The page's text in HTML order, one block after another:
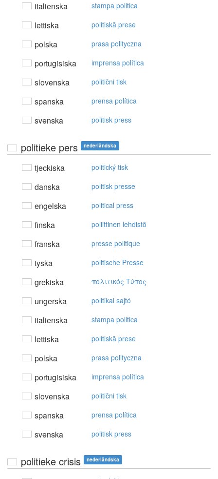
italienska stampa politica
lettiska politiskā prese
polska prasa polityczna
portugisiska imprensa política
slovenska politični tisk
spanska prensa política
svenska politisk press
politieke pers nederländska
tjeckiska politický tisk
danska politisk presse
engelska political press
finska poliittinen lehdistö
franska presse politique
tyska politische Presse
grekiska πoλιτικός Tύπoς
ungerska politikai sajtó
italienska stampa politica
lettiska politiskā prese
polska prasa polityczna
portugisiska imprensa política
slovenska politični tisk
spanska prensa política
svenska politisk press
politieke crisis nederländska